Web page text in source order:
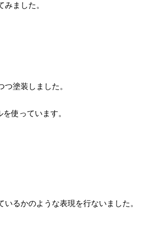
ました。
塗装しました。
使っています。
るかのような表現を行ないました。